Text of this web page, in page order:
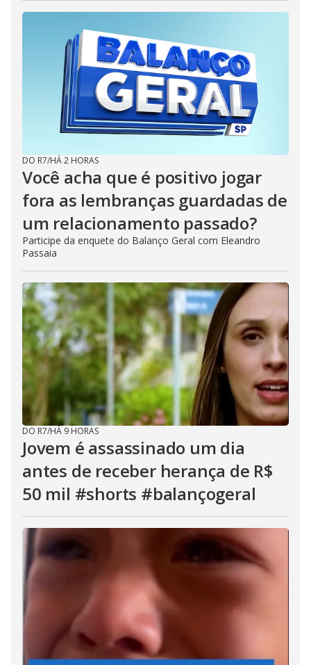
DO R7/HÁ 2 HORAS
Você acha que é positivo jogar
fora as lembranças guardadas de
um relacionamento passado?
Participe da enquete do Balanço Geral com Eleandro
Passaia
DO R7/HÁ 9 HORAS
Jovem é assassinado um dia
antes de receber herança de R$
50 mil #shorts #balançogeral